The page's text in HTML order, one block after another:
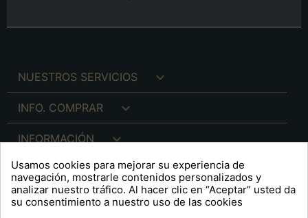
NUESTROS SERVICIOS 
INFO. COMPRAR 
INFORMACIÓN 
INFO. LEGAL 
Usamos cookies para mejorar su experiencia de
navegación, mostrarle contenidos personalizados y
analizar nuestro tráfico. Al hacer clic en “Aceptar” usted da
su consentimiento a nuestro uso de las cookies